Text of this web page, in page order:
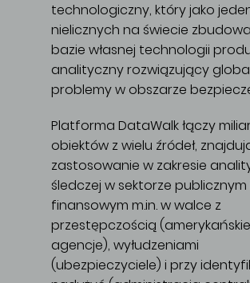
technologiczny, który jako
nielicznych na świecie
bazie własnej technologii
analityczny rozwiązujący
problemy w obszarze
Platforma DataWalk łączy
obiektów z wielu źródeł,
zastosowanie w zakresie
śledczej w sektorze publicznym
finansowym m.in. w walce z
przestępczością (amerykańskie
agencje), wyłudzeniami
(ubezpieczyciele) i przy